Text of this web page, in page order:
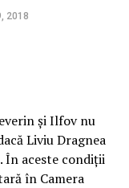
2018
şi Ilfov nu
Liviu Dragnea
În aceste condiţii
în Camera